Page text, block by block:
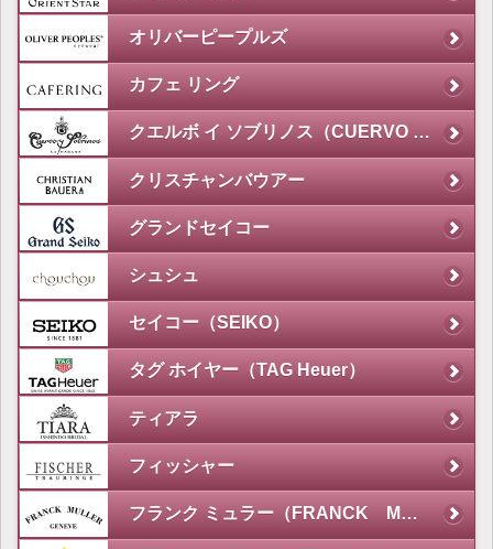
オリバーピープルズ
カフェ リング
クエルボ イ ソブリノス（CUERVO Y SOBRINOS）
クリスチャンバウアー
グランドセイコー
シュシュ
セイコー（SEIKO）
タグ ホイヤー（TAG Heuer）
ティアラ
フィッシャー
フランク ミュラー（FRANCK MULLER）